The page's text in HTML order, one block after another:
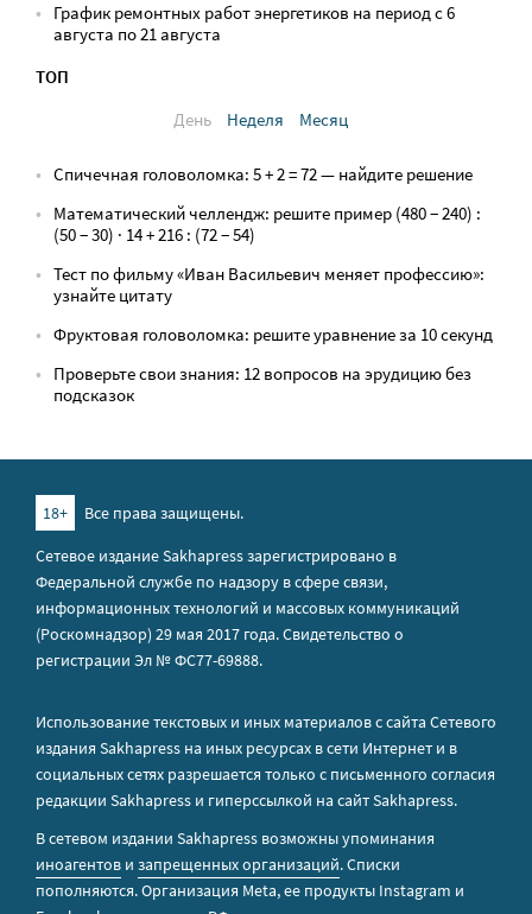
График ремонтных работ энергетиков на период с 6
августа по 21 августа
ТОП
День
Неделя Месяц
Спичечная головоломка: 5 + 2 = 72 — найдите решение
Математический челлендж: решите пример (480 − 240) :
(50 − 30) · 14 + 216 : (72 − 54)
Тест по фильму «Иван Васильевич меняет профессию»:
узнайте цитату
Фруктовая головоломка: решите уравнение за 10 секунд
Проверьте свои знания: 12 вопросов на эрудицию без
подсказок
18+
Все права защищены.
Сетевое издание Sakhapress зарегистрировано в
Федеральной службе по надзору в сфере связи,
информационных технологий и массовых коммуникаций
(Роскомнадзор) 29 мая 2017 года. Свидетельство о
регистрации Эл № ФС77-69888.
Использование текстовых и иных материалов с сайта Сетевого
издания Sakhapress на иных ресурсах в сети Интернет и в
социальных сетях разрешается только с письменного согласия
редакции Sakhapress и гиперссылкой на сайт Sakhapress.
В сетевом издании Sakhapress возможны упоминания
иноагентов и запрещенных организаций. Списки
пополняются. Организация Metа, ее продукты Instagram и